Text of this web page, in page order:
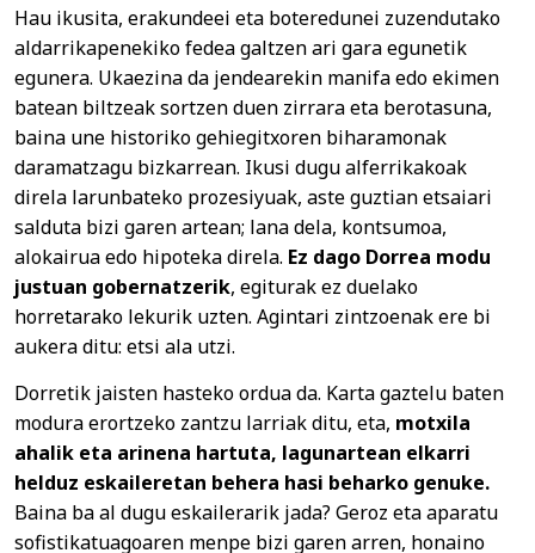
Hau ikusita, erakundeei eta boteredunei zuzendutako
aldarrikapenekiko fedea galtzen ari gara egunetik
egunera. Ukaezina da jendearekin manifa edo ekimen
batean biltzeak sortzen duen zirrara eta berotasuna,
baina une historiko gehiegitxoren biharamonak
daramatzagu bizkarrean. Ikusi dugu alferrikakoak
direla larunbateko prozesiyuak, aste guztian etsaiari
salduta bizi garen artean; lana dela, kontsumoa,
alokairua edo hipoteka direla. Ez dago Dorrea modu
justuan gobernatzerik, egiturak ez duelako
horretarako lekurik uzten. Agintari zintzoenak ere bi
aukera ditu: etsi ala utzi.
Dorretik jaisten hasteko ordua da. Karta gaztelu baten
modura erortzeko zantzu larriak ditu, eta, motxila
ahalik eta arinena hartuta, lagunartean elkarri
helduz eskaileretan behera hasi beharko genuke.
Baina ba al dugu eskailerarik jada? Geroz eta aparatu
sofistikatuagoaren menpe bizi garen arren, honaino